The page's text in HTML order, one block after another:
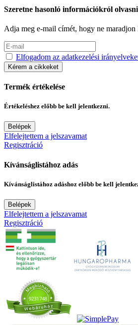
Szeretne hasonló információkról
Adja meg e-mail címét, hogy ne maradjon
Elfogadom az adatkezelési
Kérem a cikkeket
Termék értékelése
Értékeléshez előbb be kell jelentkezni.
Belépek
Elfelejtettem a jelszavamat
Regisztráció
Kívánságlistához adás
Kívánságlistához adáshoz előbb be kell
Belépek
Elfelejtettem a jelszavamat
Regisztráció